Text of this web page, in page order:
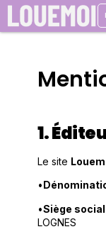
1.
Le site
•
•Siège social
LOGNES